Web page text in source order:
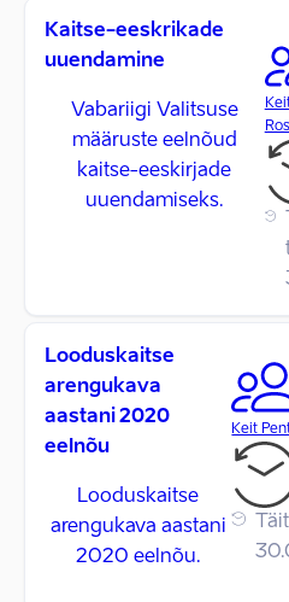
Kaitse-eeskrikade
uuendamine
Vabariigi Valitsuse
määruste eelnõud
kaitse-eeskirjade
uuendamiseks.
Looduskaitse
arengukava
aastani 2020
eelnõu
Looduskaitse
arengukava aastani
2020 eelnõu.
Keit